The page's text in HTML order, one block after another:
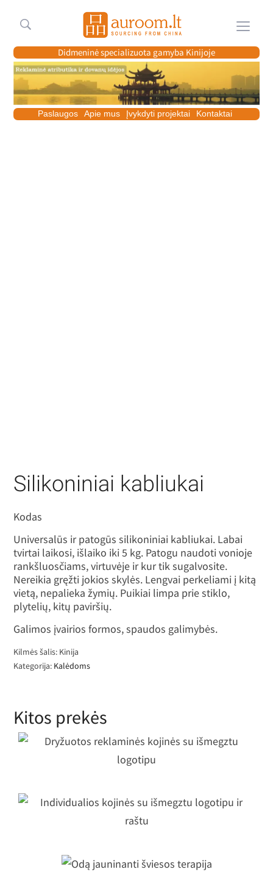
Meniu
Didmeninė specializuota gamyba Kinijoje
Paslaugos Apie mus Įvykdyti projektai Kontaktai
Silikoniniai kabliukai
Kodas
Universalūs ir patogūs silikoniniai kabliukai. Labai
tvirtai laikosi, išlaiko iki 5 kg. Patogu naudoti vonioje
rankšluosčiams, virtuvėje ir kur tik sugalvosite.
Nereikia gręžti jokios skylės. Lengvai perkeliami į kitą
vietą, nepalieka žymių. Puikiai limpa prie stiklo,
plytelių, kitų paviršių.
Galimos įvairios formos, spaudos galimybės.
Kilmės šalis: Kinija
Kategorija: Kalėdoms
Kitos prekės
Dryžuotos reklaminės kojinės su
išmegztu logotipu
Individualios kojinės su išmegztu
logotipu ir raštu